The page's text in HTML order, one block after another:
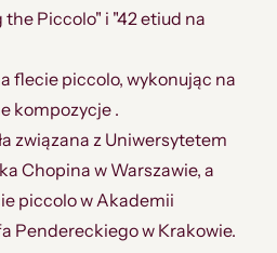
Piccolo" i "42 etiud na
flecie piccolo, wykonując na
kompozycje .
związana z Uniwersytetem
Chopina w Warszawie, a
piccolo w Akademii
Pendereckiego w Krakowie.